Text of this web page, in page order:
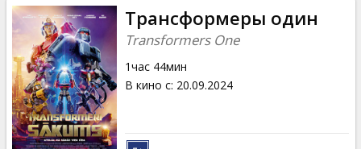
Трансформеры один
Transformers One
1час 44мин
В кино с: 20.09.2024